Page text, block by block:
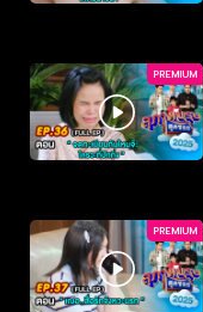
PREMIUM
PREMIUM